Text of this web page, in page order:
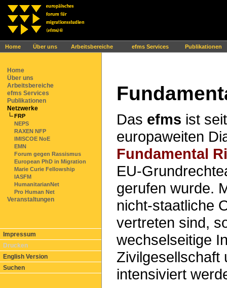
Home Über uns Arbeitsbereiche efms Services Publikationen
Ihr Browser interpretiert leider kein JavaScript!
Home
Über uns
Arbeitsbereiche
efms Services
Publikationen
Netzwerke
FRP
NEPS
RAXEN NFP
IMISCOE NoE
EMN
Forum gegen Rassismus
European PhD in Migration
Marie Curie Fellowship
IASFM
HumanitarianNet
Pro Human Net
Veranstaltungen
Impressum
Drucken
English Version
Suchen
Das efms ist
europaweiten
Fundamental
EU-
gerufen wurde.
nicht-staatliche
vertreten sind,
wechselseitige
Zivilgesellschaft
intensiviert